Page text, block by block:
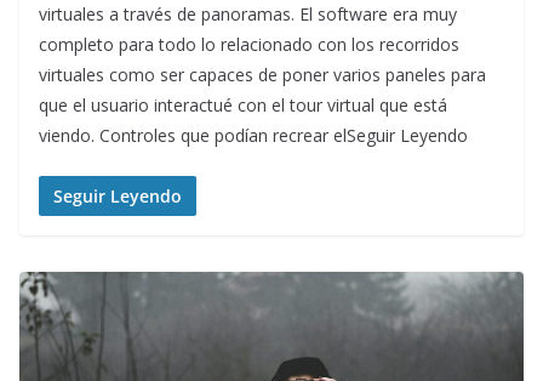
virtuales a través de panoramas. El software era muy
completo para todo lo relacionado con los recorridos
virtuales como ser capaces de poner varios paneles para
que el usuario interactué con el tour virtual que está
viendo. Controles que podían recrear elSeguir Leyendo
Seguir Leyendo